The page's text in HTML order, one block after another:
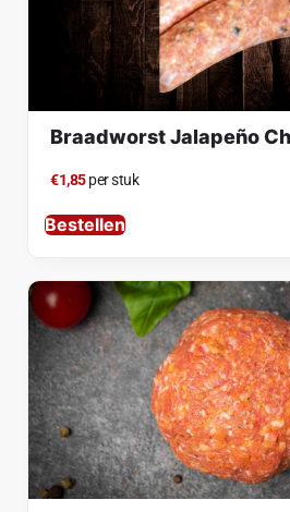
Braadworst Jalapeño
€1,85per stuk
Bestellen